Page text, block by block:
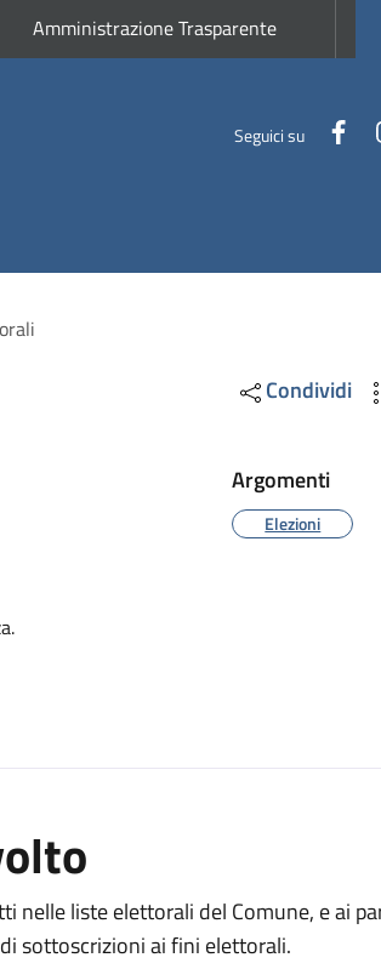
Amministrazione Trasparente
Seguici su
Condividi
Argomenti
Elezioni
nelle liste elettorali del Comune, e ai
sottoscrizioni ai fini elettorali.